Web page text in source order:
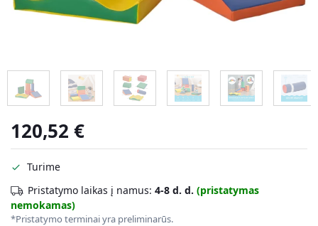
120,52 €
Turime
Pristatymo laikas į namus: 4-8 d. d. (pristatymas
nemokamas)
*Pristatymo terminai yra preliminarūs.